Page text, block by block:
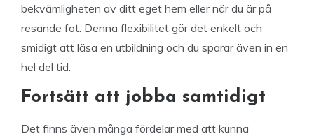
bekvämligheten av ditt eget hem eller när du är på
resande fot. Denna flexibilitet gör det enkelt och
smidigt att läsa en utbildning och du sparar även in en
hel del tid.
Fortsätt att jobba samtidigt
Det finns även många fördelar med att kunna